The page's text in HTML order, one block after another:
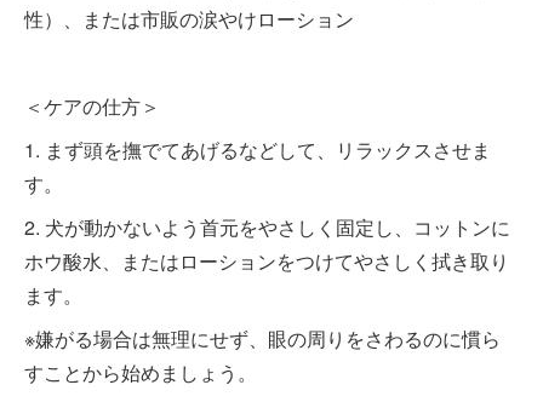
性）、または市販の涙やけローション
＜ケアの仕方＞
1. まず頭を撫でてあげるなどして、リラックスさせま
す。
2. 犬が動かないよう首元をやさしく固定し、コットンに
ホウ酸水、またはローションをつけてやさしく拭き取り
ます。
※嫌がる場合は無理にせず、眼の周りをさわるのに慣ら
すことから始めましょう。